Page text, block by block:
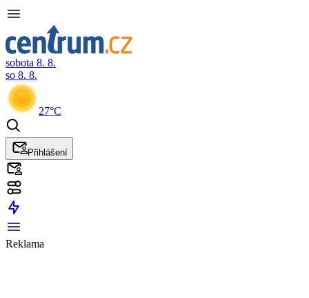
sobota 8. 8.
so 8. 8.
27°C
Přihlášení
Reklama